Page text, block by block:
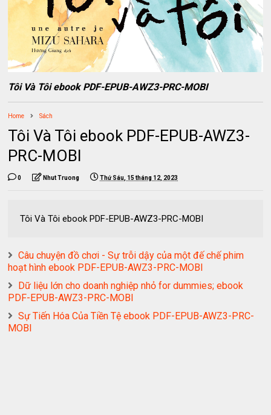
Tôi Và Tôi ebook PDF-EPUB-AWZ3-PRC-MOBI
Home Sách
Tôi Và Tôi ebook PDF-EPUB-AWZ3-
PRC-MOBI
0 Nhut Truong Thứ Sáu, 15 tháng 12, 2023
Tôi Và Tôi ebook PDF-EPUB-AWZ3-PRC-MOBI
Câu chuyện đồ chơi - Sự trỗi dậy của một đế chế phim
hoạt hình ebook PDF-EPUB-AWZ3-PRC-MOBI
Dữ liệu lớn cho doanh nghiệp nhỏ for dummies; ebook
PDF-EPUB-AWZ3-PRC-MOBI
Sự Tiến Hóa Của Tiền Tệ ebook PDF-EPUB-AWZ3-PRC-
MOBI